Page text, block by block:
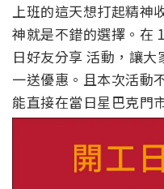
上班的這天想打起精神
神就是不錯的選擇。在
日好友分享 活動，讓
一送優惠。且本次活動
能直接在當日星巴克門